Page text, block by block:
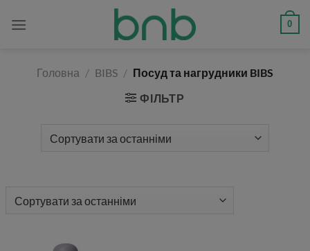
0
Головна / BIBS / Посуд та нагрудники BIBS
ФІЛЬТР